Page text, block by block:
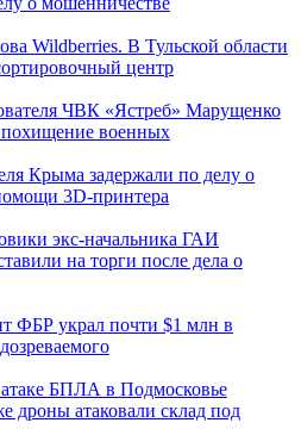
Wildberries. В Тульской области
центр
ЧВК «Ястреб» Марущенко
похищение военных
Крыма задержали по делу о
3D‑принтера
экс-начальника ГАИ
на торги после дела о
ФБР украл почти $1 млн в
БПЛА в Подмосковье
дроны атаковали склад под